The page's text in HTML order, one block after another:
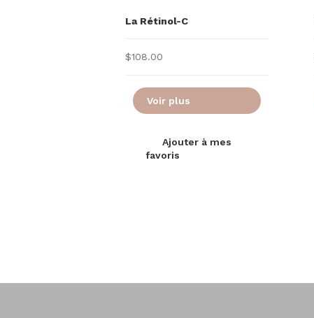
La Rétinol-C
$108.00
Voir plus
Ajouter à mes
favoris